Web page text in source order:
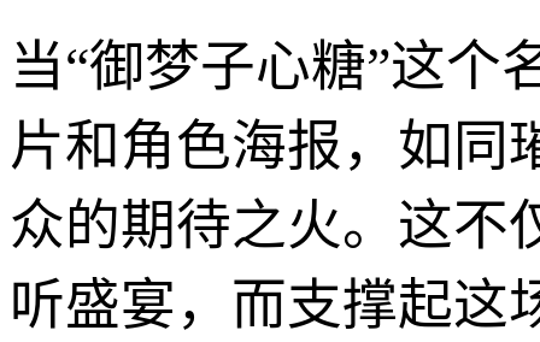
当“御梦子心糖”这个
片和角色海报，如同
众的期待之火。这不
听盛宴，而支撑起这